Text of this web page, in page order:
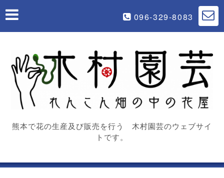
096-329-8083
熊本で花の生産及び販売を行う 木村園芸のウェブサイ
トです。